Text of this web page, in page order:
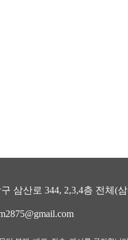
삼산로 344, 2,3,4층 전체(